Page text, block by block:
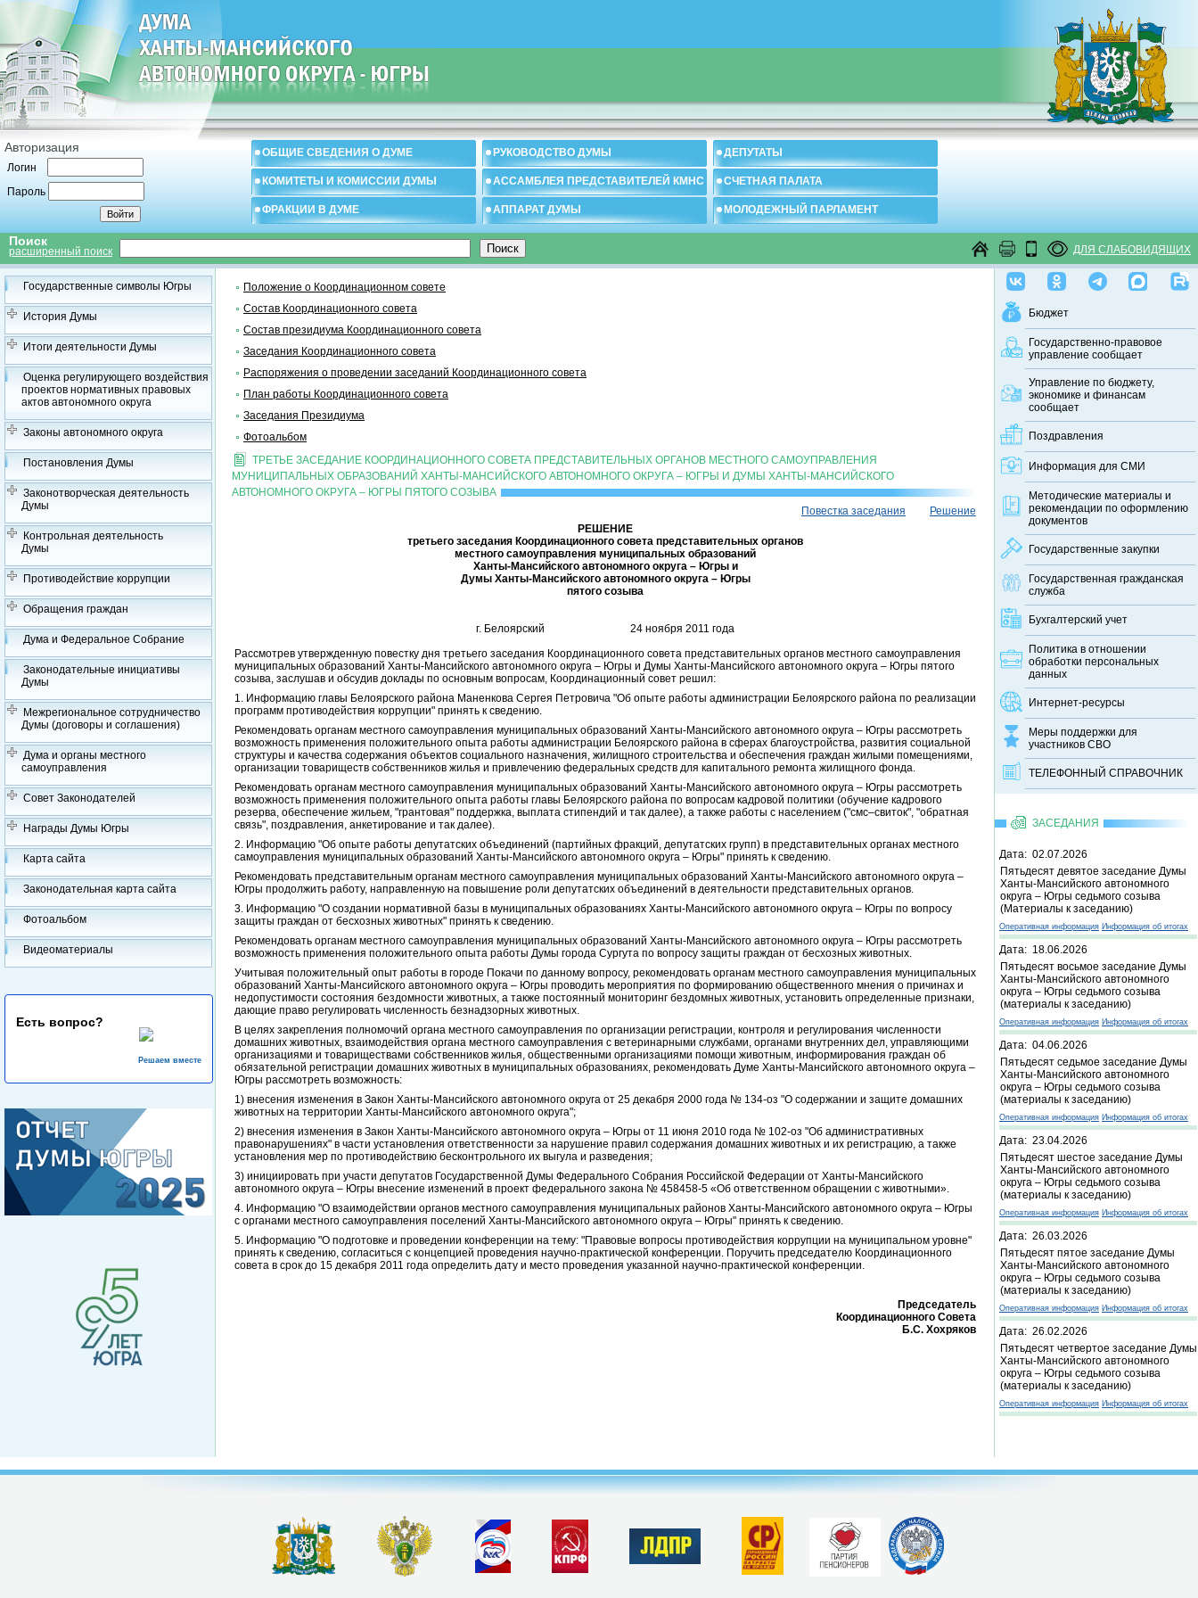
Авторизация
Логин
Пароль
ОБЩИЕ СВЕДЕНИЯ О ДУМЕ РУКОВОДСТВО ДУМЫ ДЕПУТАТЫ
КОМИТЕТЫ И КОМИССИИ ДУМЫ АССАМБЛЕЯ ПРЕДСТАВИТЕЛЕЙ КМНС СЧЕТНАЯ ПАЛАТА
ФРАКЦИИ В ДУМЕ АППАРАТ ДУМЫ МОЛОДЕЖНЫЙ ПАРЛАМЕНТ
Поиск
расширенный поиск ДЛЯ СЛАБОВИДЯЩИХ
Государственные символы Югры
История Думы
Итоги деятельности Думы
Оценка регулирующего воздействия
проектов нормативных правовых
актов автономного округа
Законы автономного округа
Постановления Думы
Законотворческая деятельность
Думы
Контрольная деятельность
Думы
Противодействие коррупции
Обращения граждан
Дума и Федеральное Собрание
Законодательные инициативы
Думы
Межрегиональное сотрудничество
Думы (договоры и соглашения)
Дума и органы местного
самоуправления
Совет Законодателей
Награды Думы Югры
Карта сайта
Законодательная карта сайта
Фотоальбом
Видеоматериалы
Есть вопрос?
Решаем вместе
Бюджет
Государственно-правовое
управление сообщает
Управление по бюджету,
экономике и финансам
сообщает
Поздравления
Информация для СМИ
Методические материалы и
рекомендации по оформлению
документов
Государственные закупки
Государственная гражданская
служба
Бухгалтерский учет
Политика в отношении
обработки персональных
данных
Интернет-ресурсы
Меры поддержки для
участников СВО
ТЕЛЕФОННЫЙ CПРАВОЧНИК
ЗАСЕДАНИЯ
Дата: 02.07.2026
Пятьдесят девятое заседание Думы
Ханты-Мансийского автономного
округа – Югры седьмого созыва
(Материалы к заседанию)
Оперативная информация Информация об итогах
Дата: 18.06.2026
Пятьдесят восьмое заседание Думы
Ханты-Мансийского автономного
округа – Югры седьмого созыва
(материалы к заседанию)
Оперативная информация Информация об итогах
Дата: 04.06.2026
Пятьдесят седьмое заседание Думы
Ханты-Мансийского автономного
округа – Югры седьмого созыва
(материалы к заседанию)
Оперативная информация Информация об итогах
Дата: 23.04.2026
Пятьдесят шестое заседание Думы
Ханты-Мансийского автономного
округа – Югры седьмого созыва
(материалы к заседанию)
Оперативная информация Информация об итогах
Дата: 26.03.2026
Пятьдесят пятое заседание Думы
Ханты-Мансийского автономного
округа – Югры седьмого созыва
(материалы к заседанию)
Оперативная информация Информация об итогах
Дата: 26.02.2026
Пятьдесят четвертое заседание Думы
Ханты-Мансийского автономного
округа – Югры седьмого созыва
(материалы к заседанию)
Оперативная информация Информация об итогах
Положение о Координационном совете
Состав Координационного совета
Состав президиума Координационного совета
Заседания Координационного cовета
Распоряжения о проведении заседаний Координационного совета
План работы Координационного совета
Заседания Президиума
Фотоальбом
ТРЕТЬЕ ЗАСЕДАНИЕ КООРДИНАЦИОННОГО СОВЕТА ПРЕДСТАВИТЕЛЬНЫХ ОРГАНОВ МЕСТНОГО САМОУПРАВЛЕНИЯ
МУНИЦИПАЛЬНЫХ ОБРАЗОВАНИЙ ХАНТЫ-МАНСИЙСКОГО АВТОНОМНОГО ОКРУГА – ЮГРЫ И ДУМЫ ХАНТЫ-МАНСИЙСКОГО
АВТОНОМНОГО ОКРУГА – ЮГРЫ ПЯТОГО СОЗЫВА
Решение
Повестка заседания
РЕШЕНИЕ
третьего заседания Координационного совета представительных органов
местного самоуправления муниципальных образований
Ханты-Мансийского автономного округа – Югры и
Думы Ханты-Мансийского автономного округа – Югры
пятого созыва
г. Белоярский 24 ноября 2011 года
Рассмотрев утвержденную повестку дня третьего заседания Координационного совета представительных органов местного самоуправления
муниципальных образований Ханты-Мансийского автономного округа – Югры и Думы Ханты-Мансийского автономного округа – Югры пятого
созыва, заслушав и обсудив доклады по основным вопросам, Координационный совет решил:
1. Информацию главы Белоярского района Маненкова Сергея Петровича "Об опыте работы администрации Белоярского района по реализации
программ противодействия коррупции" принять к сведению.
Рекомендовать органам местного самоуправления муниципальных образований Ханты-Мансийского автономного округа – Югры рассмотреть
возможность применения положительного опыта работы администрации Белоярского района в сферах благоустройства, развития социальной
структуры и качества содержания объектов социального назначения, жилищного строительства и обеспечения граждан жилыми помещениями,
организации товариществ собственников жилья и привлечению федеральных средств для капитального ремонта жилищного фонда.
Рекомендовать органам местного самоуправления муниципальных образований Ханты-Мансийского автономного округа – Югры рассмотреть
возможность применения положительного опыта работы главы Белоярского района по вопросам кадровой политики (обучение кадрового
резерва, обеспечение жильем, "грантовая" поддержка, выплата стипендий и так далее), а также работы с населением ("смс–свиток", "обратная
связь", поздравления, анкетирование и так далее).
2. Информацию "Об опыте работы депутатских объединений (партийных фракций, депутатских групп) в представительных органах местного
самоуправления муниципальных образований Ханты-Мансийского автономного округа – Югры" принять к сведению.
Рекомендовать представительным органам местного самоуправления муниципальных образований Ханты-Мансийского автономного округа –
Югры продолжить работу, направленную на повышение роли депутатских объединений в деятельности представительных органов.
3. Информацию "О создании нормативной базы в муниципальных образованиях Ханты-Мансийского автономного округа – Югры по вопросу
защиты граждан от бесхозных животных" принять к сведению.
Рекомендовать органам местного самоуправления муниципальных образований Ханты-Мансийского автономного округа – Югры рассмотреть
возможность применения положительного опыта работы Думы города Сургута по вопросу защиты граждан от бесхозных животных.
Учитывая положительный опыт работы в городе Покачи по данному вопросу, рекомендовать органам местного самоуправления муниципальных
образований Ханты-Мансийского автономного округа – Югры проводить мероприятия по формированию общественного мнения о причинах и
недопустимости состояния бездомности животных, а также постоянный мониторинг бездомных животных, установить определенные признаки,
дающие право регулировать численность безнадзорных животных.
В целях закрепления полномочий органа местного самоуправления по организации регистрации, контроля и регулирования численности
домашних животных, взаимодействия органа местного самоуправления с ветеринарными службами, органами внутренних дел, управляющими
организациями и товариществами собственников жилья, общественными организациями помощи животным, информирования граждан об
обязательной регистрации домашних животных в муниципальных образованиях, рекомендовать Думе Ханты-Мансийского автономного округа –
Югры рассмотреть возможность:
1) внесения изменения в Закон Ханты-Мансийского автономного округа от 25 декабря 2000 года № 134-оз "О содержании и защите домашних
животных на территории Ханты-Мансийского автономного округа";
2) внесения изменения в Закон Ханты-Мансийского автономного округа – Югры от 11 июня 2010 года № 102-оз "Об административных
правонарушениях" в части установления ответственности за нарушение правил содержания домашних животных и их регистрацию, а также
установления мер по противодействию бесконтрольного их выгула и разведения;
3) инициировать при участи депутатов Государственной Думы Федерального Собрания Российской Федерации от Ханты-Мансийского
автономного округа – Югры внесение изменений в проект федерального закона № 458458-5 «Об ответственном обращении с животными».
4. Информацию "О взаимодействии органов местного самоуправления муниципальных районов Ханты-Мансийского автономного округа – Югры
с органами местного самоуправления поселений Ханты-Мансийского автономного округа – Югры" принять к сведению.
5. Информацию "О подготовке и проведении конференции на тему: "Правовые вопросы противодействия коррупции на муниципальном уровне"
принять к сведению, согласиться с концепцией проведения научно-практической конференции. Поручить председателю Координационного
совета в срок до 15 декабря 2011 года определить дату и место проведения указанной научно-практической конференции.
Председатель
Координационного Совета
Б.С. Хохряков